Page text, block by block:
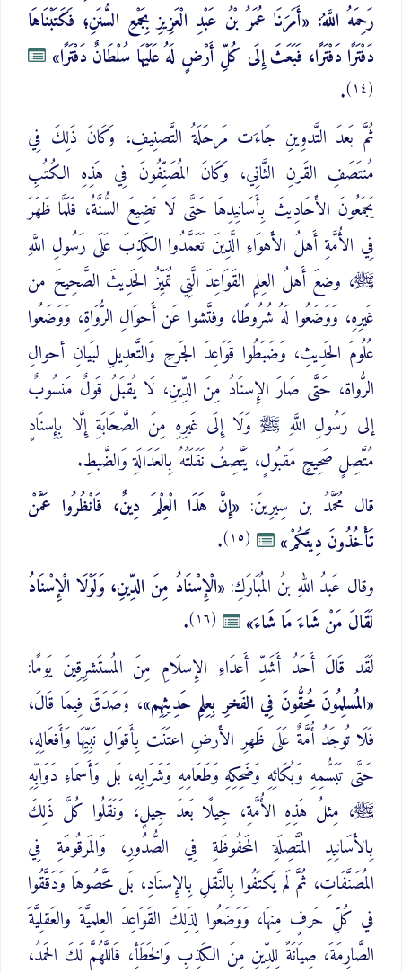
رَحِمَهُ اللَّهُ: «أَمَرَنَا عُمَرُ بْنُ عَبْدِ الْعَزِيزِ بِجَمْعِ السُّنَنِ؛ فَكَتَبْنَاهَا
دَفْتَرًا دَفْتَرًا، فَبَعَثَ إِلَى كُلِّ أَرْضٍ لَهُ عَلَيْهَا سُلْطَانٌ دَفْتَرًا»
(١٤)
.
ثُمَّ بَعدَ التَّدوِينِ جَاءَت مَرحَلَةُ التَّصنِيفِ، وَكَانَ ذَلِكَ فِي
مُنتَصَفِ القَرنِ الثَّانِي، وَكَانَ المُصَنِّفُونَ فِي هَذِهِ الكُتُبِ
يَجمَعُونَ الأَحَادِيثَ بِأَسَانِيدِهَا حَتَّى لَا تَضِيعَ السُّنَّةُ، فَلَمَّا ظَهَرَ
فِي الأُمَّةِ أَهلُ الأَهوَاءِ الَّذِينَ تَعَمَّدُوا الكَذِبَ عَلَى رَسُولِ اللَّهِ
ﷺ، وضعَ أَهلُ العِلمِ القَوَاعِدَ الَّتِي تُمَيِّزُ الحَدِيثَ الصَّحِيحَ من
غَيرِهِ، وَوَضَعُوا لَهُ شُرُوطًا، وفتَّشوا عَن أَحوَالِ الرُّوَاةِ، وَوَضَعُوا
عُلُومَ الحَدِيثِ، وَضَبَطُوا قَوَاعِدَ الجَرحِ وَالتَّعدِيلِ لبَيانِ أحوالِ
الرُّواة، حَتَّى صَارَ الإِسنَادُ مِنَ الدِّينِ، لَا يُقبَلُ قَولٌ مَنسُوبٌ
إلى رَسُولِ اللَّهِ ﷺ وَلَا إِلَى غَيرِهِ مِنَ الصَّحَابَةِ إِلَّا بِإِسنَادٍ
مُتَّصِلٍ صَحِيحٍ مَقبُولٍ، يَتَّصِفُ نَقَلَتُهُ بِالعَدَالَةِ وَالضَّبطِ.
قال مُحَمَّدُ بن سِيرِينَ: «إِنَّ هَذَا الْعِلْمَ دِينٌ، فَانْظُرُوا عَمَّنْ
تَأْخُذُونَ دِينَكُمْ»
(١٥)
.
وقال عَبدُ اللهِ بنُ المُبَارَكِ: «الْإِسْنَادُ مِنَ الدِّينِ، وَلَوْلَا الْإِسْنَادُ
لَقَالَ مَنْ شَاءَ مَا شَاءَ»
(١٦)
.
لَقَد قَالَ أَحَدُ أَشَدِّ أَعدَاءِ الإِسلَامِ مِنَ المُستَشرِقِينَ يَومًا:
«المُسلِمُونَ مُحِقُّونَ فِي الفَخرِ بِعِلمِ حَدِيثِهِم»، وَصَدَقَ فِيمَا قَالَ،
فَلَا تُوجَدُ أُمَّةٌ عَلَى ظَهرِ الأَرضِ اعتَنَت بِأَقوَالِ نَبِيِّهَا وَأَفعَالِهِ،
حَتَّى تَبَسُّمِهِ وَبُكَائِهِ وَضَحِكِهِ وَطَعَامِهِ وَشَرَابِهِ، بَل وَأَسمَاءِ دَوَابِّهِ
ﷺ، مِثلُ هَذِهِ الأُمَّةِ، جِيلًا بَعدَ جِيلٍ، وَنَقَلُوا كُلَّ ذَلِكَ
بِالأَسَانِيدِ المُتَّصِلَةِ المَحفُوظَةِ فِي الصُّدُورِ، وَالمَرقُومَةِ فِي
المُصَنَّفَاتِ، ثُمَّ لَم يَكتَفُوا بِالنَّقلِ بِالإِسنَادِ، بَل مَحَّصُوهَا وَدَقَّقُوا
في كُلِّ حَرفٍ مِنهَا، وَوَضَعُوا لِذَلِكَ القَوَاعِدَ العِلميَّةَ والعَقلِيَّةَ
الصَّارِمَةَ، صِيَانَةً لِلدِّينِ مِنَ الكَذِبِ وَالخَطَأِ، فَاللَّهُمَّ لَكَ الحَمدُ،